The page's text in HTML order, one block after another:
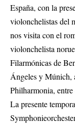
España, con la
violonchelistas del
nos visita con el
violonchelista
Filarmónicas de
Ángeles y Múnich,
Philharmonia, entre
La presente